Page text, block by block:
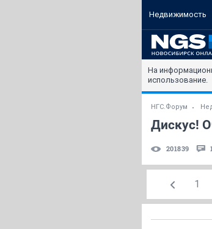
Недвижимость
На
использование.
НГС.Форум
Дискус!
201839
1